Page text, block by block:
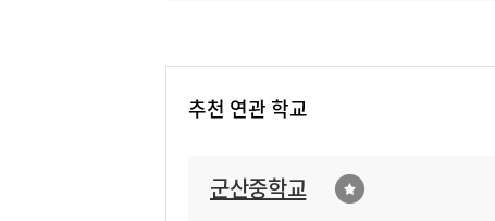
추천 연관 학교
군산중학교